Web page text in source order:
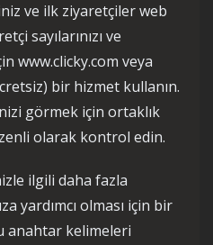
ve ilk ziyaretçiler web
sayılarınızı ve
www.clicky.com veya
bir hizmet kullanın.
görmek için ortaklık
olarak kontrol edin.
ilgili daha fazla
yardımcı olması için bir
anahtar kelimeleri